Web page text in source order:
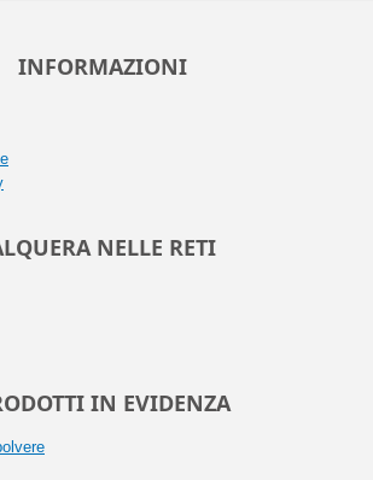
INFORMAZIONI
NELLE RETI
IN EVIDENZA